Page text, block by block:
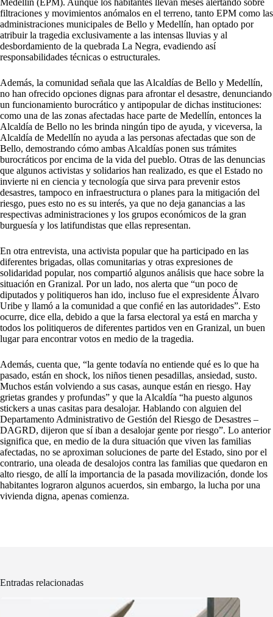
Medellín (EPM). Aunque los habitantes llevan meses alertando sobre
filtraciones y movimientos anómalos en el terreno, tanto EPM como las
administraciones municipales de Bello y Medellín, han optado por
atribuir la tragedia exclusivamente a las intensas lluvias y al
desbordamiento de la quebrada La Negra, evadiendo así
responsabilidades técnicas o estructurales.
Además, la comunidad señala que las Alcaldías de Bello y Medellín,
no han ofrecido opciones dignas para afrontar el desastre, denunciando
un funcionamiento burocrático y antipopular de dichas instituciones:
como una de las zonas afectadas hace parte de Medellín, entonces la
Alcaldía de Bello no les brinda ningún tipo de ayuda, y viceversa, la
Alcaldía de Medellín no ayuda a las personas afectadas que son de
Bello, demostrando cómo ambas Alcaldías ponen sus trámites
burocráticos por encima de la vida del pueblo. Otras de las denuncias
que algunos activistas y solidarios han realizado, es que el Estado no
invierte ni en ciencia y tecnología que sirva para prevenir estos
desastres, tampoco en infraestructura o planes para la mitigación del
riesgo, pues esto no es su interés, ya que no deja ganancias a las
respectivas administraciones y los grupos económicos de la gran
burguesía y los latifundistas que ellas representan.
En otra entrevista, una activista popular que ha participado en las
diferentes brigadas, ollas comunitarias y otras expresiones de
solidaridad popular, nos compartió algunos análisis que hace sobre la
situación en Granizal. Por un lado, nos alerta que “un poco de
diputados y politiqueros han ido, incluso fue el expresidente Álvaro
Uribe y llamó a la comunidad a que confié en las autoridades”. Esto
ocurre, dice ella, debido a que la farsa electoral ya está en marcha y
todos los politiqueros de diferentes partidos ven en Granizal, un buen
lugar para encontrar votos en medio de la tragedia.
Además, cuenta que, “la gente todavía no entiende qué es lo que ha
pasado, están en shock, los niños tienen pesadillas, ansiedad, susto.
Muchos están volviendo a sus casas, aunque están en riesgo. Hay
grietas grandes y profundas” y que la Alcaldía “ha puesto algunos
stickers a unas casitas para desalojar. Hablando con alguien del
Departamento Administrativo de Gestión del Riesgo de Desastres –
DAGRD, dijeron que sí iban a desalojar gente por riesgo”. Lo anterior
significa que, en medio de la dura situación que viven las familias
afectadas, no se aproximan soluciones de parte del Estado, sino por el
contrario, una oleada de desalojos contra las familias que quedaron en
alto riesgo, de allí la importancia de la pasada movilización, donde los
habitantes lograron algunos acuerdos, sin embargo, la lucha por una
vivienda digna, apenas comienza.
Entradas relacionadas